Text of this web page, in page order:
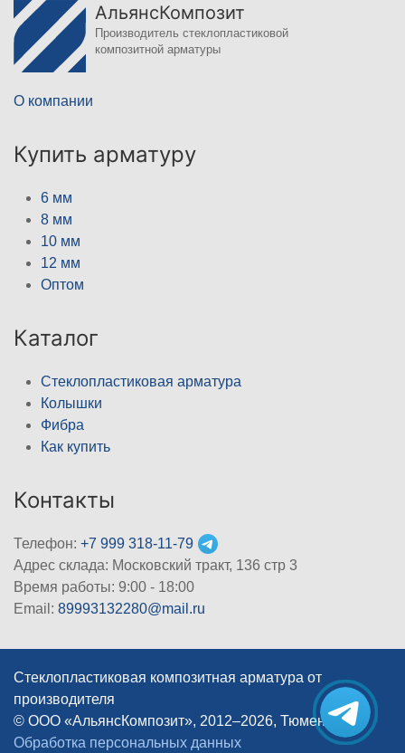
АльянсКомпозит
Производитель стеклопластиковой
композитной арматуры
О компании
Купить арматуру
6 мм
8 мм
10 мм
12 мм
Оптом
Каталог
Стеклопластиковая арматура
Колышки
Фибра
Как купить
Контакты
Телефон: +7 999 318-11-79
Адрес склада: Московский тракт, 136 стр 3
Время работы: 9:00 - 18:00
Email: 89993132280@mail.ru
Стеклопластиковая композитная арматура от
производителя
© ООО «АльянсКомпозит», 2012–2026, Тюмень |
Обработка персональных данных